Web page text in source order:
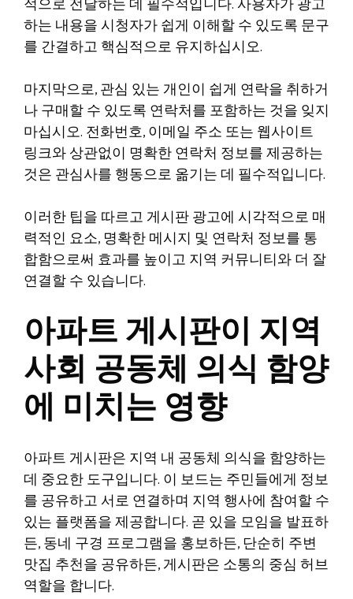
적으로 전달하는 데 필수적입니다. 사용자가 광고
하는 내용을 시청자가 쉽게 이해할 수 있도록 문구
를 간결하고 핵심적으로 유지하십시오.
마지막으로, 관심 있는 개인이 쉽게 연락을 취하거
나 구매할 수 있도록 연락처를 포함하는 것을 잊지
마십시오. 전화번호, 이메일 주소 또는 웹사이트
링크와 상관없이 명확한 연락처 정보를 제공하는
것은 관심사를 행동으로 옮기는 데 필수적입니다.
이러한 팁을 따르고 게시판 광고에 시각적으로 매
력적인 요소, 명확한 메시지 및 연락처 정보를 통
합함으로써 효과를 높이고 지역 커뮤니티와 더 잘
연결할 수 있습니다.
아파트 게시판이 지역
사회 공동체 의식 함양
에 미치는 영향
아파트 게시판은 지역 내 공동체 의식을 함양하는
데 중요한 도구입니다. 이 보드는 주민들에게 정보
를 공유하고 서로 연결하며 지역 행사에 참여할 수
있는 플랫폼을 제공합니다. 곧 있을 모임을 발표하
든, 동네 구경 프로그램을 홍보하든, 단순히 주변
맛집 추천을 공유하든, 게시판은 소통의 중심 허브
역할을 합니다.